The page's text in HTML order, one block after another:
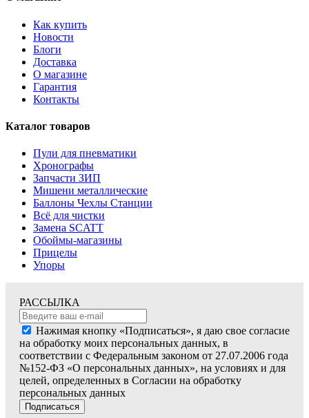
Как купить
Новости
Блоги
Доставка
О магазине
Гарантия
Контакты
Каталог товаров
Пули для пневматики
Хронографы
Запчасти ЗИП
Мишени металлические
Баллоны Чехлы Станции
Всё для чистки
Замена SCATT
Обоймы-магазины
Прицелы
Упоры
РАССЫЛКА
Нажимая кнопку «Подписаться», я даю свое согласие
на обработку моих персональных данных, в
соответствии с Федеральным законом от 27.07.2006 года
№152-ФЗ «О персональных данных», на условиях и для
целей, определенных в Согласии на обработку
персональных данных
Подписаться